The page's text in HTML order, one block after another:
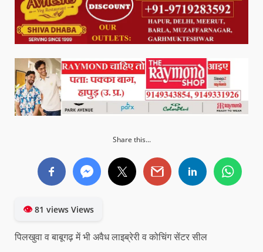
Share this...
👁81 views Views
पिलखुवा व बाबूगढ़ में भी अवैध लाइब्रेरी व कोचिंग सेंटर सील